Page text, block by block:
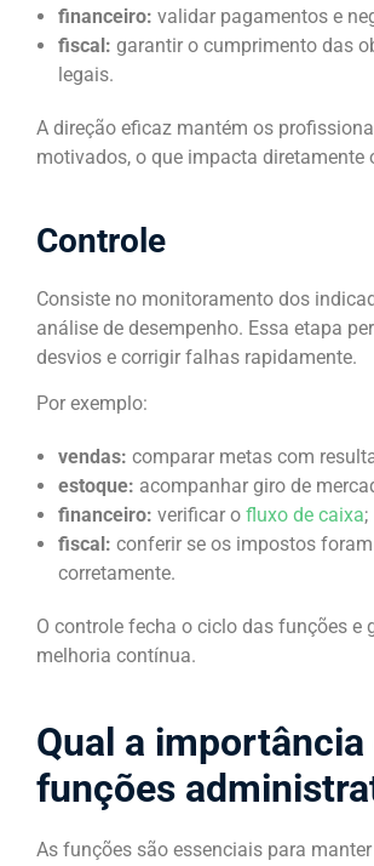
financeiro: validar pagamentos e
fiscal: garantir o cumprimento das
legais.
A direção eficaz mantém os
motivados, o que impacta diretamente
Controle
Consiste no monitoramento dos
análise de desempenho. Essa etapa
desvios e corrigir falhas rapidamente.
Por exemplo:
vendas: comparar metas com
estoque: acompanhar giro de
financeiro: verificar o fluxo de caixa;
fiscal: conferir se os impostos
corretamente.
O controle fecha o ciclo das funções e
melhoria contínua.
Qual a importância
funções
As funções são essenciais para